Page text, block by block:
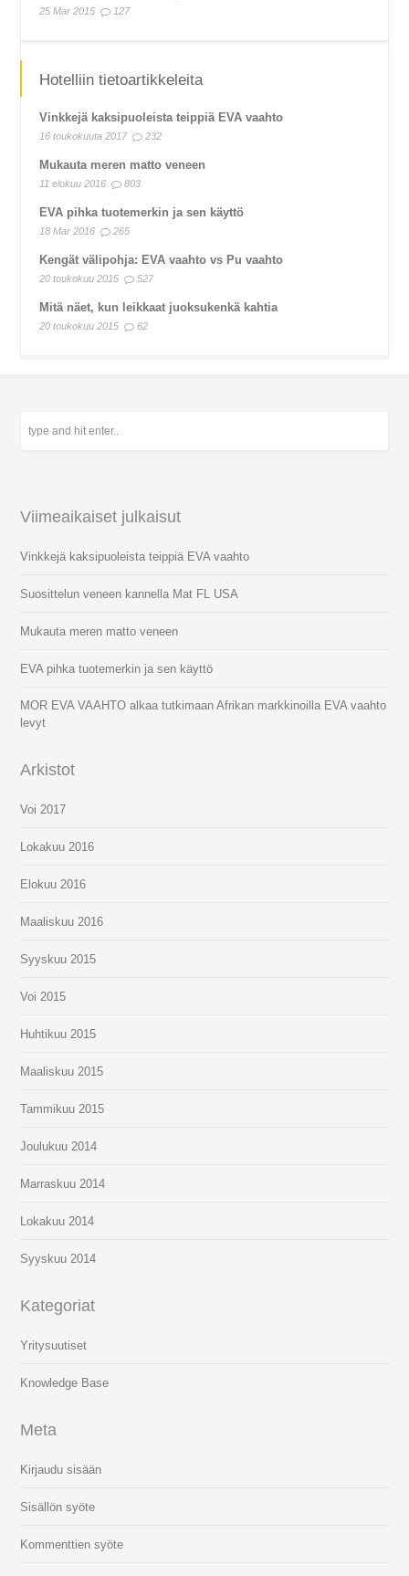
25 Mar 2015 127
Hotelliin tietoartikkeleita
Vinkkejä kaksipuoleista teippiä EVA vaahto
16 toukokuuta 2017 232
Mukauta meren matto veneen
11 elokuu 2016 803
EVA pihka tuotemerkin ja sen käyttö
18 Mar 2016 265
Kengät välipohja: EVA vaahto vs Pu vaahto
20 toukokuu 2015 527
Mitä näet, kun leikkaat juoksukenkä kahtia
20 toukokuu 2015 62
Viimeaikaiset julkaisut
Vinkkejä kaksipuoleista teippiä EVA vaahto
Suosittelun veneen kannella Mat FL USA
Mukauta meren matto veneen
EVA pihka tuotemerkin ja sen käyttö
MOR EVA VAAHTO alkaa tutkimaan Afrikan markkinoilla EVA vaahto
levyt
Arkistot
Voi 2017
Lokakuu 2016
Elokuu 2016
Maaliskuu 2016
Syyskuu 2015
Voi 2015
Huhtikuu 2015
Maaliskuu 2015
Tammikuu 2015
Joulukuu 2014
Marraskuu 2014
Lokakuu 2014
Syyskuu 2014
Kategoriat
Yritysuutiset
Knowledge Base
Meta
Kirjaudu sisään
Sisällön syöte
Kommenttien syöte